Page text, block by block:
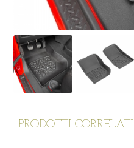
PRODOTTI CORRELATI